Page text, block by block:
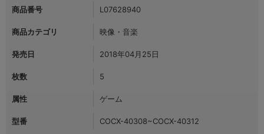
商品番号 L07628940
商品カテゴリ 映像・音楽
発売日 2018年04月25日
枚数 5
属性 ゲーム
型番 COCX-40308~COCX-40312